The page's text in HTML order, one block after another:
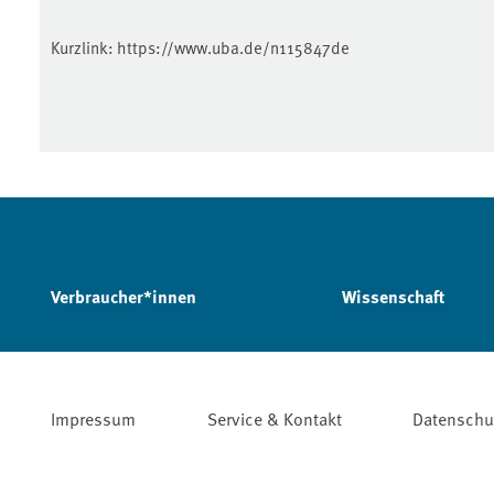
Kurzlink: https://www.uba.de/n115847de
Verbraucher*innen Wissenschaft
Impressum Service & Kontakt